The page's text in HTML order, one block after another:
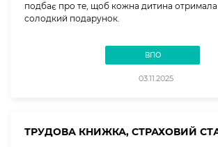
подбає про те, щоб кожна дитина отримала
солодкий подарунок.
ВПО
03.11.2025
ТРУДОВА КНИЖКА, СТРАХОВИЙ